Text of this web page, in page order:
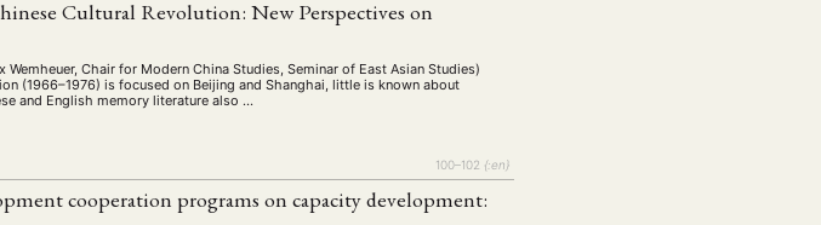
(7) Hybrid (172) Kultur (27) Kunst (4)
Cultural Revolution: New Perspectives on
Chair for Modern China Studies, Seminar of East Asian Studies)
(1966–1976) is focused on Beijing and Shanghai, little is known about
and English memory literature also …
100–102 {:en}
cooperation programs on capacity development: